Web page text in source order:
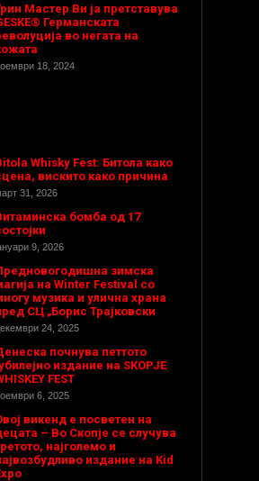
Мастер Ви ја претставува
Германската
во негата на
18, 2024
Whisky Fest: Битола како
вискито како причина
31, 2026
бомба од 17
9, 2026
зимска
на Winter Festival со
музика и улична храна
СЦ „Борис Трајковски
24, 2025
почнува петтото
издание на SKOPJE
FEST
6, 2025
викенд е посветен на
– Во Скопје се случува
најголемо и
издание на Kid